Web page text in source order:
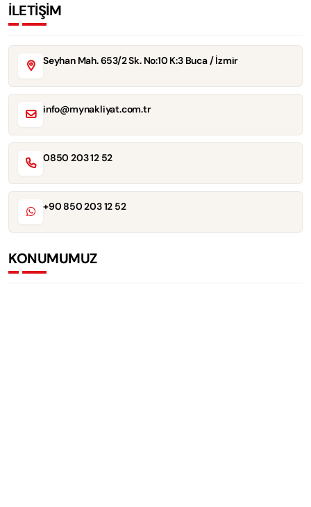
İLETİŞİM
Seyhan Mah. 653/2 Sk. No:10 K:3 Buca / İzmir
info@mynakliyat.com.tr
0850 203 12 52
+90 850 203 12 52
KONUMUMUZ